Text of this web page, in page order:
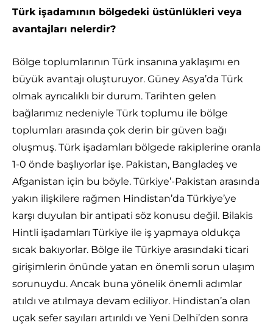
Türk işadamının bölgedeki üstünlükleri veya
avantajları nelerdir?
Bölge toplumlarının Türk insanına yaklaşımı en
büyük avantajı oluşturuyor. Güney Asya’da Türk
olmak ayrıcalıklı bir durum. Tarihten gelen
bağlarımız nedeniyle Türk toplumu ile bölge
toplumları arasında çok derin bir güven bağı
oluşmuş. Türk işadamları bölgede rakiplerine oranla
1-0 önde başlıyorlar işe. Pakistan, Bangladeş ve
Afganistan için bu böyle. Türkiye’-Pakistan arasında
yakın ilişkilere rağmen Hindistan’da Türkiye’ye
karşı duyulan bir antipati söz konusu değil. Bilakis
Hintli işadamları Türkiye ile iş yapmaya oldukça
sıcak bakıyorlar. Bölge ile Türkiye arasındaki ticari
girişimlerin önünde yatan en önemli sorun ulaşım
sorunuydu. Ancak buna yönelik önemli adımlar
atıldı ve atılmaya devam ediliyor. Hindistan’a olan
uçak sefer sayıları artırıldı ve Yeni Delhi’den sonra